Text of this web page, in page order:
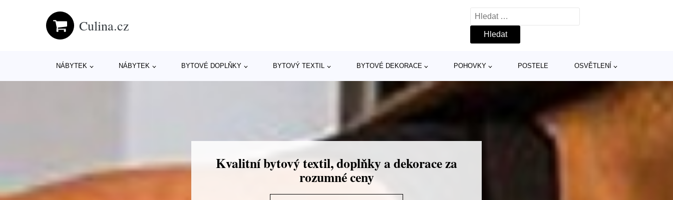
Culina.cz
Vyhledávání
NÁBYTEK NÁBYTEK BYTOVÉ DOPLŇKY BYTOVÝ TEXTIL BYTOVÉ DEKORACE POHOVKY POSTELE OSVĚTLENÍ
Kvalitní bytový textil, doplňky a dekorace za
rozumné ceny